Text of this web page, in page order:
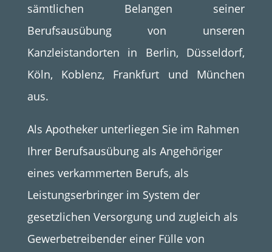
sämtlichen Belangen seiner
Berufsausübung von unseren
Kanzleistandorten in Berlin, Düsseldorf,
Köln, Koblenz, Frankfurt und München
aus.
Als Apotheker unterliegen Sie im Rahmen
Ihrer Berufsausübung als Angehöriger
eines verkammerten Berufs, als
Leistungserbringer im System der
gesetzlichen Versorgung und zugleich als
Gewerbetreibender einer Fülle von